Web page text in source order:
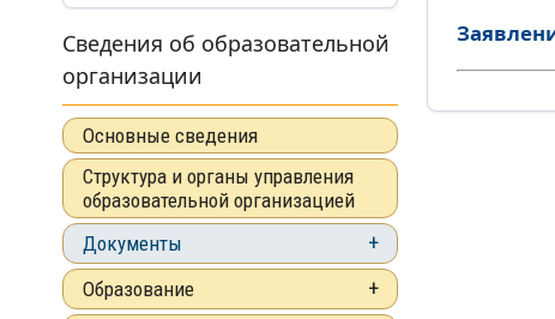
Сведения об образовательной
организации
Основные сведения
Структура и органы управления
образовательной организацией
Документы
Образование